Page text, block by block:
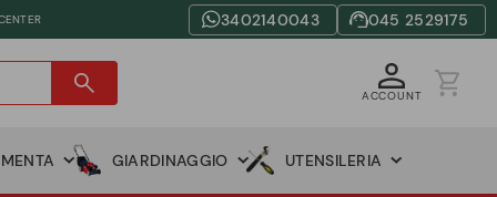
3402140043 045 2529175
ACCOUNT
GIARDINAGGIO UTENSILERIA